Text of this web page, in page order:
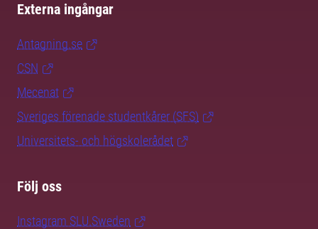
Externa ingångar
Antagning.se
CSN
Mecenat
Sveriges förenade studentkårer (SFS)
Universitets- och högskolerådet
Följ oss
Instagram SLU.Sweden